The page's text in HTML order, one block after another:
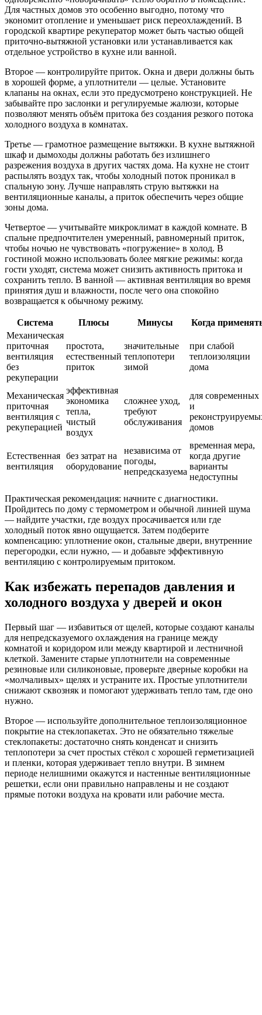
Для частных домов это особенно выгодно, потому что
экономит отопление и уменьшает риск переохлаждений. В
городской квартире рекуператор может быть частью общей
приточно-вытяжной установки или устанавливается как
отдельное устройство в кухне или ванной.
Второе — контролируйте приток. Окна и двери должны быть
в хорошей форме, а уплотнители — целые. Установите
клапаны на окнах, если это предусмотрено конструкцией. Не
забывайте про заслонки и регулируемые жалюзи, которые
позволяют менять объём притока без создания резкого потока
холодного воздуха в комнатах.
Третье — грамотное размещение вытяжки. В кухне вытяжной
шкаф и дымоходы должны работать без излишнего
разрежения воздуха в других частях дома. На кухне не стоит
распылять воздух так, чтобы холодный поток проникал в
спальную зону. Лучше направлять струю вытяжки на
вентиляционные каналы, а приток обеспечить через общие
зоны дома.
Четвертое — учитывайте микроклимат в каждой комнате. В
спальне предпочтителен умеренный, равномерный приток,
чтобы ночью не чувствовать «погружение» в холод. В
гостиной можно использовать более мягкие режимы: когда
гости уходят, система может снизить активность притока и
сохранить тепло. В ванной — активная вентиляция во время
принятия душ и влажности, после чего она спокойно
возвращается к обычному режиму.
Система Плюсы Минусы
Когда
Механическая
приточная
вентиляция
без
рекуперации
простота,
естественный
приток
значительные
теплопотери
зимой
при слабой
теплоизоляции
дома
Механическая
приточная
вентиляция с
рекуперацией
эффективная
экономика
тепла,
чистый
воздух
сложнее уход,
требуют
обслуживания
для современных
и
домов
Естественная
вентиляция
без затрат на
оборудование
независима от
погоды,
непредсказуема
временная мера,
когда другие
варианты
недоступны
Практическая рекомендация: начните с диагностики.
Пройдитесь по дому с термометром и обычной линией шума
— найдите участки, где воздух просачивается или где
холодный поток явно ощущается. Затем подберите
компенсацию: уплотнение окон, стальные двери, внутренние
перегородки, если нужно, — и добавьте эффективную
вентиляцию с контролируемым притоком.
Как избежать перепадов давления и
холодного воздуха у дверей и окон
Первый шаг — избавиться от щелей, которые создают каналы
для непредсказуемого охлаждения на границе между
комнатой и коридором или между квартирой и лестничной
клеткой. Замените старые уплотнители на современные
резиновые или силиконовые, проверьте дверные коробки на
«молчаливых» щелях и устраните их. Простые уплотнители
снижают сквозняк и помогают удерживать тепло там, где оно
нужно.
Второе — используйте дополнительное теплоизоляционное
покрытие на стеклопакетах. Это не обязательно тяжелые
стеклопакеты: достаточно снять конденсат и снизить
теплопотери за счет простых стёкол с хорошей герметизацией
и пленки, которая удерживает тепло внутри. В зимнем
периоде нелишними окажутся и настенные вентиляционные
решетки, если они правильно направлены и не создают
прямые потоки воздуха на кровати или рабочие места.